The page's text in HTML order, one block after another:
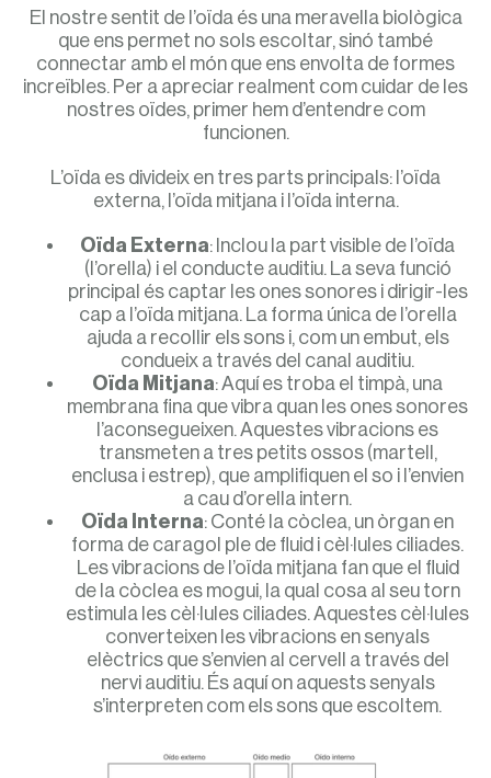
El nostre sentit de l’oïda és una meravella biològica
que ens permet no sols escoltar, sinó també
connectar amb el món que ens envolta de formes
increïbles. Per a apreciar realment com cuidar de les
nostres oïdes, primer hem d’entendre com
funcionen.
L’oïda es divideix en tres parts principals: l’oïda
externa, l’oïda mitjana i l’oïda interna.
Oïda Externa: Inclou la part visible de l’oïda
(l’orella) i el conducte auditiu. La seva funció
principal és captar les ones sonores i dirigir-les
cap a l’oïda mitjana. La forma única de l’orella
ajuda a recollir els sons i, com un embut, els
condueix a través del canal auditiu.
Oïda Mitjana: Aquí es troba el timpà, una
membrana fina que vibra quan les ones sonores
l’aconsegueixen. Aquestes vibracions es
transmeten a tres petits ossos (martell,
enclusa i estrep), que amplifiquen el so i l’envien
a cau d’orella intern.
Oïda Interna: Conté la còclea, un òrgan en
forma de caragol ple de fluid i cèl·lules ciliades.
Les vibracions de l’oïda mitjana fan que el fluid
de la còclea es mogui, la qual cosa al seu torn
estimula les cèl·lules ciliades. Aquestes cèl·lules
converteixen les vibracions en senyals
elèctrics que s’envien al cervell a través del
nervi auditiu. És aquí on aquests senyals
s’interpreten com els sons que escoltem.